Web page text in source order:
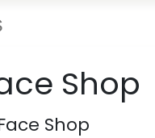
Shop
Shop